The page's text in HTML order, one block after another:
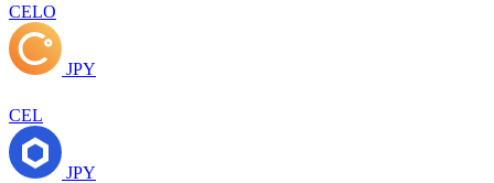
CELO
JPY
CEL
JPY